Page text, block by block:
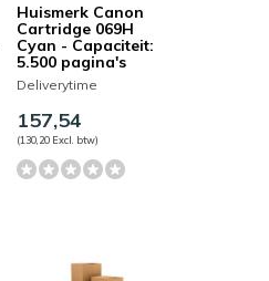
Huismerk Canon
Cartridge 069H
Cyan - Capaciteit:
5.500 pagina's
Deliverytime
157,54
(130,20 Excl. btw)